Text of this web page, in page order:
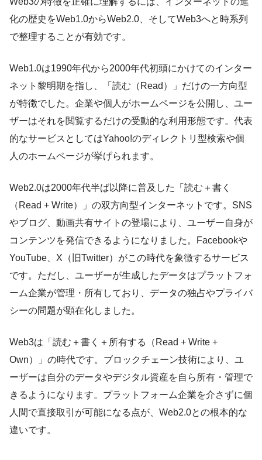
化の歴史をWeb1.0からWeb2.0、そしてWeb3へと時系列
で整理することが有効です。
Web1.0は1990年代から2000年代初頭にかけてのインター
ネット黎明期を指し、「読む（Read）」だけの一方向型
が特徴でした。企業や個人がホームページを公開し、ユー
ザーはそれを閲覧するだけの受動的な利用形態です。代表
的なサービスとしてはYahoo!のディレクトリ型検索や個
人のホームページが挙げられます。
Web2.0は2000年代半ば以降に普及した「読む＋書く
（Read + Write）」の双方向型インターネットです。SNS
やブログ、動画共有サイトの登場により、ユーザー自身が
コンテンツを発信できるようになりました。Facebookや
YouTube、X（旧Twitter）がこの時代を象徴するサービス
です。ただし、ユーザーが生成したデータはプラットフォ
ーム企業が管理・所有しており、データの独占やプライバ
シーの問題が顕在化しました。
Web3は「読む＋書く＋所有する（Read + Write +
Own）」の時代です。ブロックチェーン技術により、ユ
ーザーは自分のデータやデジタル資産を自ら所有・管理で
きるようになります。プラットフォーム企業を介さずに個
人間で直接取引が可能になる点が、Web2.0との根本的な
違いです。